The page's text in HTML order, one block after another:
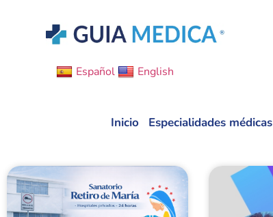
Español English
Inicio Especialidades médicas